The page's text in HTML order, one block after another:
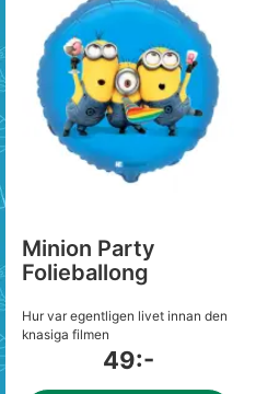
Minion Party
Folieballong
Hur var egentligen livet innan den
knasiga filmen
49:-